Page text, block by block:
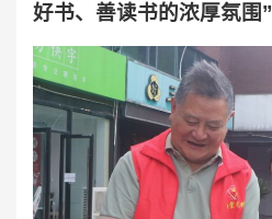
好书、善读书的浓厚氛围”